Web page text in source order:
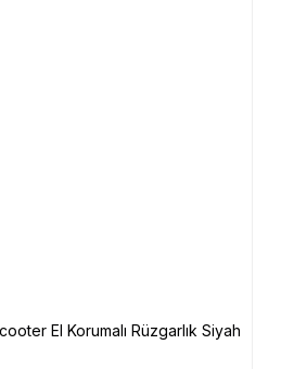
El Korumalı Rüzgarlık Siyah